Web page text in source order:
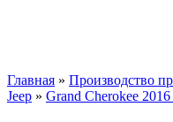
Главная » Производство
Jeep » Grand Cherokee 2016